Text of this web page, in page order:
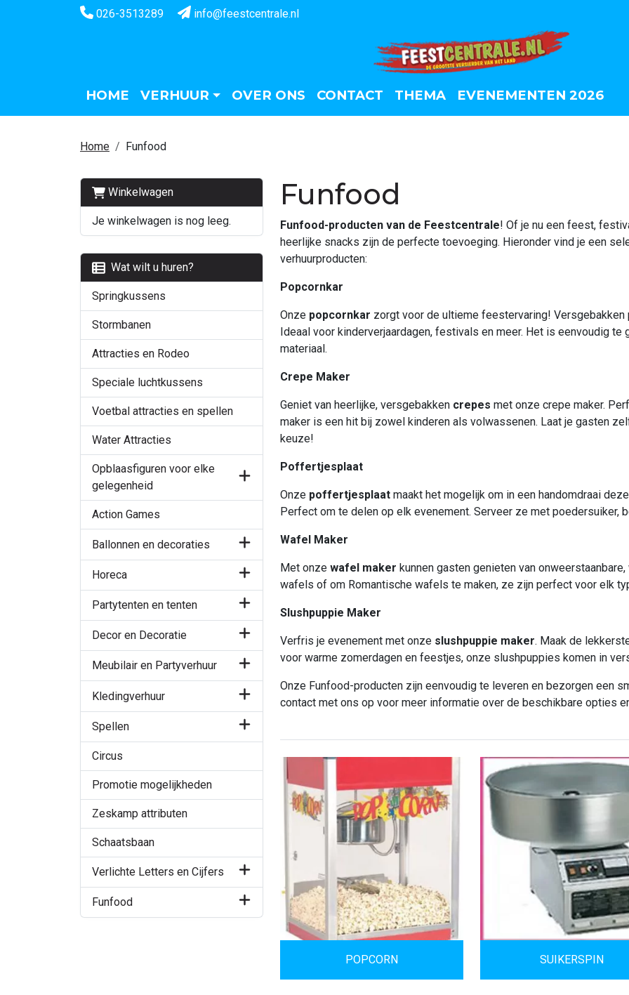
026-3513289 info@feestcentrale.nl
HOME VERHUUR OVER ONS CONTACT THEMA EVENEMENTEN 2026
Home Funfood
Winkelwagen
Je winkelwagen is nog leeg.
Wat wilt u huren?
Springkussens
Stormbanen
Attracties en Rodeo
Speciale luchtkussens
Voetbal attracties en spellen
Water Attracties
Opblaasfiguren voor elke
gelegenheid
Action Games
Ballonnen en decoraties
Horeca
Partytenten en tenten
Decor en Decoratie
Meubilair en Partyverhuur
Kledingverhuur
Spellen
Circus
Promotie mogelijkheden
Zeskamp attributen
Schaatsbaan
Verlichte Letters en Cijfers
Funfood
Funfood
Funfood-producten van de Feestcentrale! Of je nu een feest,
heerlijke snacks zijn de perfecte toevoeging. Hieronder vind je een
verhuurproducten:
Popcornkar
Onze popcornkar zorgt voor de ultieme feestervaring!
Ideaal voor kinderverjaardagen, festivals en meer. Het is eenvoudig
materiaal.
Crepe Maker
Geniet van heerlijke, versgebakken crepes met onze crepe maker.
maker is een hit bij zowel kinderen als volwassenen. Laat je gasten
keuze!
Poffertjesplaat
Onze poffertjesplaat maakt het mogelijk om in een handomdraai
Perfect om te delen op elk evenement. Serveer ze met poedersuiker,
Wafel Maker
Met onze wafel maker kunnen gasten genieten van
wafels of om Romantische wafels te maken, ze zijn perfect voor elk
Slushpuppie Maker
Verfris je evenement met onze slushpuppie maker. Maak de
voor warme zomerdagen en feestjes, onze slushpuppies komen in
Onze Funfood-producten zijn eenvoudig te leveren en bezorgen een
contact met ons op voor meer informatie over de beschikbare opties
POPCORN SUIKERSPIN